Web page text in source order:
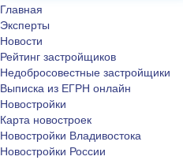
Главная
Эксперты
Новости
Рейтинг застройщиков
Недобросовестные застройщики
Выписка из ЕГРН онлайн
Новостройки
Карта новостроек
Новостройки Владивостока
Новостройки России